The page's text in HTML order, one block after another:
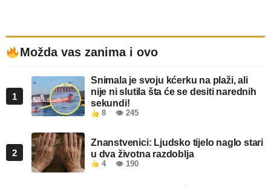
Možda vas zanima i ovo
1
Snimala je svoju kćerku na plaži, ali
nije ni slutila šta će se desiti narednih
sekundi!
8 👁 245
2
Znanstvenici: Ljudsko tijelo naglo stari
u dva životna razdoblja
4 👁 190